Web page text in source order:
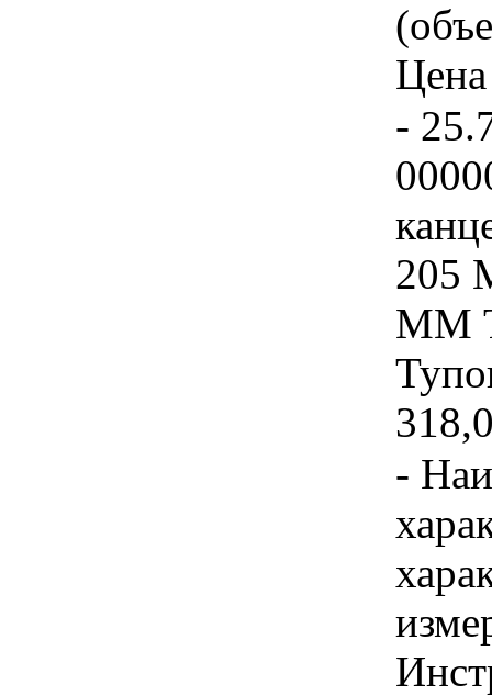
-
205
ММ
-